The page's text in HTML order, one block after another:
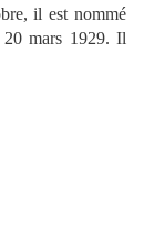
il est nommé
20 mars 1929. Il